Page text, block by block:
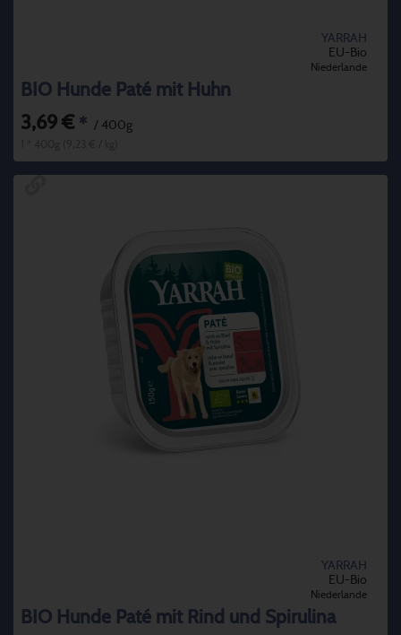
YARRAH
EU-Bio
Niederlande
BIO Hunde Paté mit Huhn
3,69 € * / 400g
YARRAH
EU-Bio
Niederlande
BIO Hunde Paté mit Rind und Spirulina